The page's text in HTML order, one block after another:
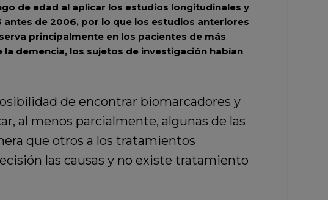
de edad al aplicar los estudios longitudinales y
antes de 2006,por lo que los estudios anteriores
principalmente en los pacientes de más
demencia, los sujetos de investigación habían
de encontrar biomarcadores y
al menos parcialmente, algunas de las
que otros a los tratamientos
las causas y no existe tratamiento